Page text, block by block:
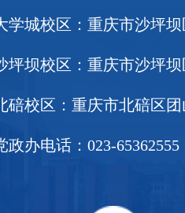
学城校区：重庆市沙坪
坪坝校区：重庆市沙坪
碚校区：重庆市北碚区团
政办电话：023-65362555